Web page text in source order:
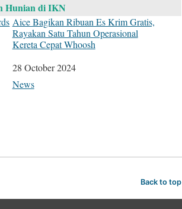
Hunian di IKN
Aice Bagikan Ribuan Es Krim Gratis,
Rayakan Satu Tahun Operasional
Kereta Cepat Whoosh
Date
28 October 2024
In relation to
News
Back to top